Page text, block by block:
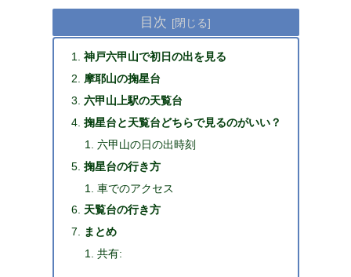
目次
神戸六甲山で初日の出を見る
摩耶山の掬星台
六甲山上駅の天覧台
掬星台と天覧台どちらで見るのがいい？
六甲山の日の出時刻
掬星台の行き方
車でのアクセス
天覧台の行き方
まとめ
共有: